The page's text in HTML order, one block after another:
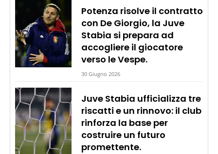
Potenza risolve il contratto
con De Giorgio, la Juve
Stabia si prepara ad
accogliere il giocatore
verso le Vespe.
30 Giugno 2026
Juve Stabia ufficializza tre
riscatti e un rinnovo: il club
rinforza la base per
costruire un futuro
promettente.